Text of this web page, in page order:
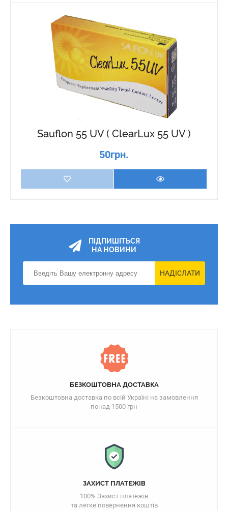
Sauflon 55 UV ( ClearLux 55 UV )
50грн.
ПІДПИШІТЬСЯ
НА НОВИНИ
НАДІСЛАТИ
БЕЗКОШТОВНА ДОСТАВКА
Безкоштовна доставка по всій Україні на замовлення
понад 1500 грн
ЗАХИСТ ПЛАТЕЖІВ
100% Захист платежів
та легке повернення коштів